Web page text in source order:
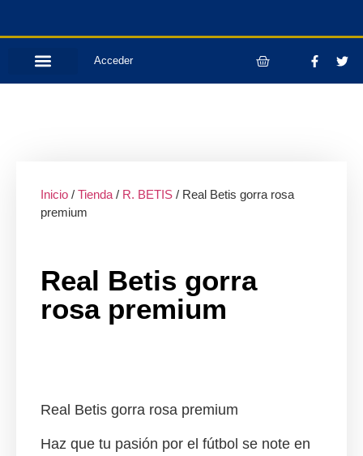
Acceder
Inicio / Tienda / R. BETIS / Real Betis gorra rosa
premium
Real Betis gorra
rosa premium
Real Betis gorra rosa premium
Haz que tu pasión por el fútbol se note en